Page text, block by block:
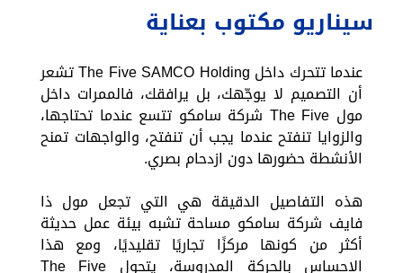
سيناريو مكتوب بعناية
عندما تتحرك داخل The Five SAMCO Holding تشعر
أن التصميم لا يوجّهك، بل يرافقك، فالممرات داخل
مول The Five شركة سامكو تتسع عندما تحتاجها،
والزوايا تنفتح عندما يجب أن تنفتح، والواجهات تمنح
الأنشطة حضورها دون ازدحام بصري.
هذه التفاصيل الدقيقة هي التي تجعل مول ذا
فايف شركة سامكو مساحة تشبه بيئة عمل حديثة
أكثر من كونها مركزًا تجاريًا تقليديًا، ومع هذا
الإحساس بالحركة المدروسة، يتحول The Five